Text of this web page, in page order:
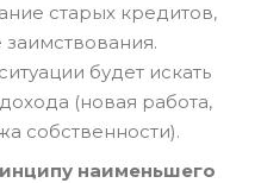
старых кредитов,
заимствования.
будет искать
(новая работа,
собственности).
наименьшего